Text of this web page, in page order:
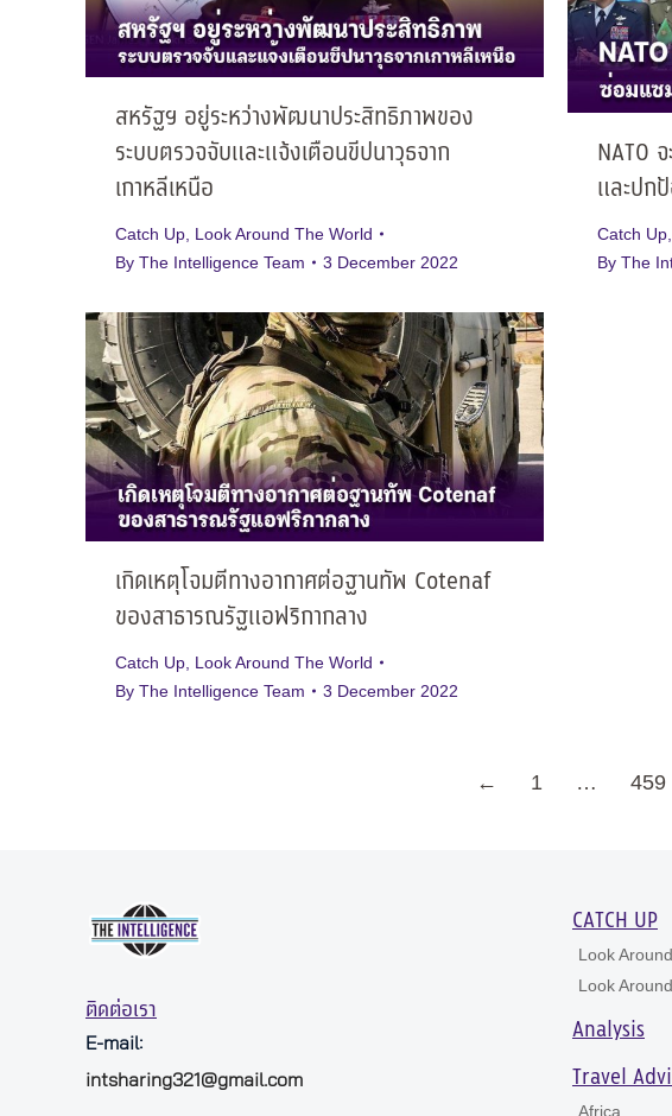
สหรัฐฯ อยู่ระหว่างพัฒนาประสิทธิภาพของ
ระบบตรวจจับและแจ้งเตือนขีปนาวุธจาก
เกาหลีเหนือ
Catch Up Look Around The World
By The Intelligence Team 3 December 2022
NATO
และปก
Catch Up
By The
เกิดเหตุโจมตีทางอากาศต่อฐานทัพ Cotenaf
ของสาธารณรัฐแอฟริกากลาง
Catch Up Look Around The World
By The Intelligence Team 3 December 2022
← 1 … 459
ติดต่อเรา
E-mail:
intsharing321@gmail.com
CATCH UP
Look
Look
Analysis
Travel
Africa